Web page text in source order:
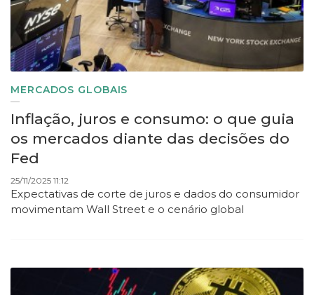
MERCADOS GLOBAIS
Inflação, juros e consumo: o que guia
os mercados diante das decisões do
Fed
25/11/2025 11:12
Expectativas de corte de juros e dados do consumidor
movimentam Wall Street e o cenário global